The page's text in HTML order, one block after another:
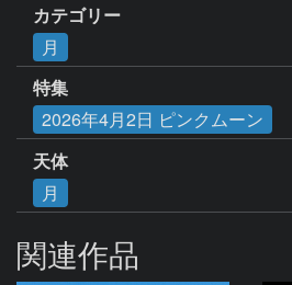
カテゴリー
月
特集
2026年4月2日 ピンクムーン
天体
月
関連作品